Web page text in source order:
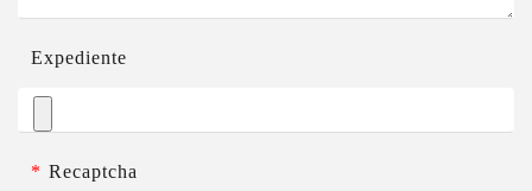
Expediente
* Recaptcha